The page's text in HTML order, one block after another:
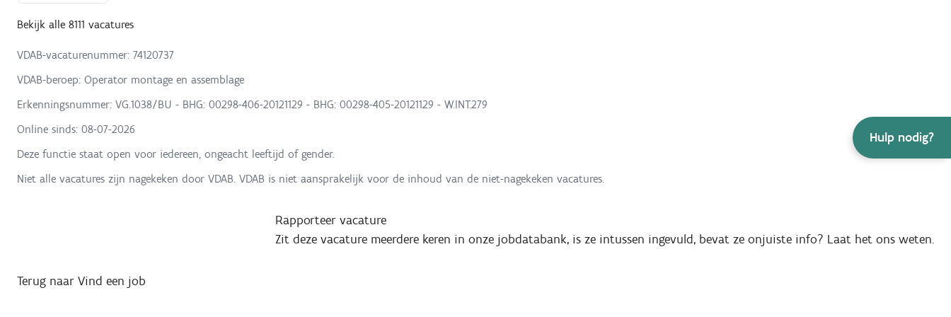
Hulp nodig?
Bekijk alle 8111 vacatures
VDAB-vacaturenummer: 74120737
VDAB-beroep: Operator montage en assemblage
Erkenningsnummer: VG.1038/BU - BHG: 00298-406-20121129 - BHG: 00298-405-20121129 - W.INT.279
Online sinds: 08-07-2026
Deze functie staat open voor iedereen, ongeacht leeftijd of gender.
Niet alle vacatures zijn nagekeken door VDAB. VDAB is niet aansprakelijk voor de inhoud van de niet-nagekeken vacatures.
Rapporteer vacature
Zit deze vacature meerdere keren in onze jobdatabank, is ze intussen ingevuld, bevat ze onjuiste info? Laat het ons weten.
Terug naar Vind een job